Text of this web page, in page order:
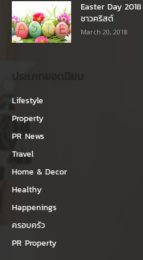
Easter Day
ชาวคริสต์
March 20, 2018
Lifestyle
Property
PR News
Travel
Home & Decor
Healthy
Happenings
ครอบครัว
PR Property